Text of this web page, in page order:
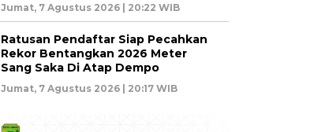
Jumat, 7 Agustus 2026 | 20:22 WIB
Ratusan Pendaftar Siap Pecahkan
Rekor Bentangkan 2026 Meter
Sang Saka Di Atap Dempo
Jumat, 7 Agustus 2026 | 20:17 WIB